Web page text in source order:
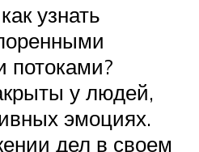
узнать
потоками?
у людей,
эмоциях.
дел в своем